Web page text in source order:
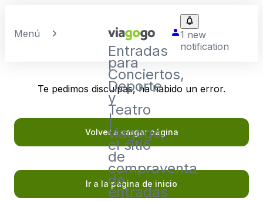
Menú
Entradas
para
Conciertos,
Deporte
y
Teatro
|
viagogo,
el sitio
de
compraventa
de
entradas
1 new
notification
Te pedimos disculpas, ha habido un error.
Volver a cargar página
Ir a la página de inicio